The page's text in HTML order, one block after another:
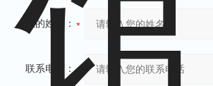
您的姓名：
联系电话：